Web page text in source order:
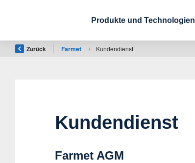
Produkte und Technologien
Zurück Farmet / Kundendienst
Kundendienst
Farmet AGM